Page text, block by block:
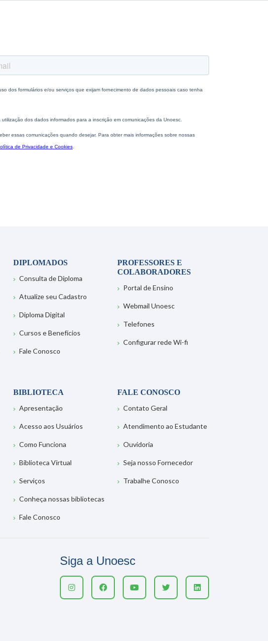
DIPLOMADOS
Consulta de Diploma
Atualize seu Cadastro
Diploma Digital
Cursos e Benefícios
Fale Conosco
PROFESSORES E
COLABORADORES
Portal de Ensino
Webmail Unoesc
Telefones
Configurar rede Wi-fi
BIBLIOTECA
Apresentação
Acesso aos Usuários
Como Funciona
Biblioteca Virtual
Serviços
Conheça nossas bibliotecas
Fale Conosco
FALE CONOSCO
Contato Geral
Atendimento ao Estudante
Ouvidoria
Seja nosso Fornecedor
Trabalhe Conosco
Siga a Unoesc